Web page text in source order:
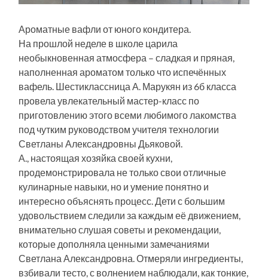
Ароматные вафли от юного кондитера.
На прошлой неделе в школе царила
необыкновенная атмосфера – сладкая и пряная,
наполненная ароматом только что испечённых
вафель. Шестиклассница А. Марукян из 6б класса
провела увлекательный мастер-класс по
приготовлению этого всеми любимого лакомства
под чутким руководством учителя технологии
Светланы Александровны Дьяковой.
А., настоящая хозяйка своей кухни,
продемонстрировала не только свои отличные
кулинарные навыки, но и умение понятно и
интересно объяснять процесс. Дети с большим
удовольствием следили за каждым её движением,
внимательно слушая советы и рекомендации,
которые дополняла ценными замечаниями
Светлана Александровна. Отмеряли ингредиенты,
взбивали тесто, с волнением наблюдали, как тонкие,